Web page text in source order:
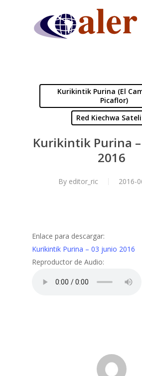
Kurikintik Purina (El
Picaflor)
Red Kiechwa
Kurikintik Purina
2016
By editor_ric 2016-
Enlace para descargar:
Kurikintik Purina – 03 junio 2016
Reproductor de Audio: